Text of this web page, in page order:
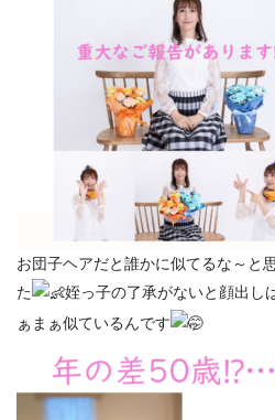
お団子ヘアだと誰かに似てるな～と
た
姪っ子の了承がないと顔出し
ぁまぁ似ているんです